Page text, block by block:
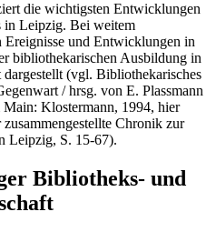
die wichtigsten Entwicklungen
in Leipzig. Bei weitem
Ereignisse und Entwicklungen in
bibliothekarischen Ausbildung in
(vgl. Bibliothekarisches
/ hrsg. von E. Plassmann
Klostermann, 1994, hier
Chronik zur
Leipzig, S. 15-67).
Bibliotheks- und